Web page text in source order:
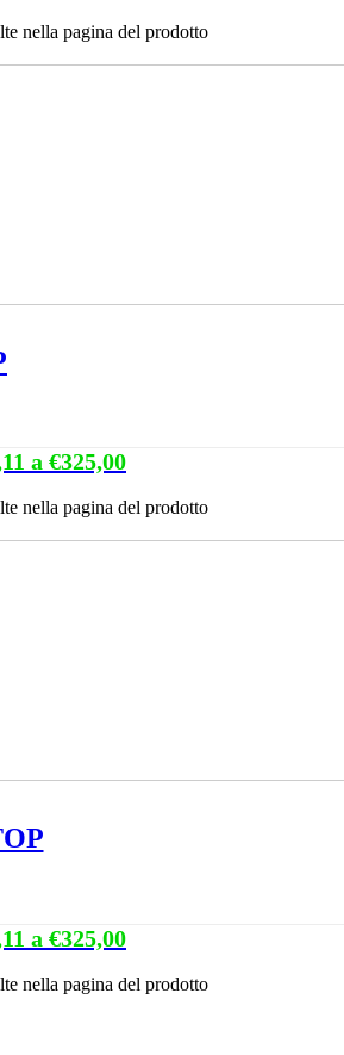
nella pagina del prodotto
a €325,00
nella pagina del prodotto
a €325,00
nella pagina del prodotto